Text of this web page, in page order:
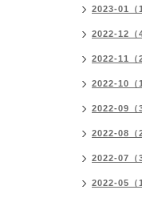
2023-01（1
2022-12（4
2022-11（2
2022-10（1
2022-09（3
2022-08（2
2022-07（3
2022-05（1